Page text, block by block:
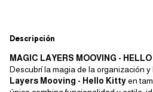
Descripción
MAGIC LAYERS MOOVING -
Descubrí la magia de la organización
Layers Mooving - Hello Kittyen